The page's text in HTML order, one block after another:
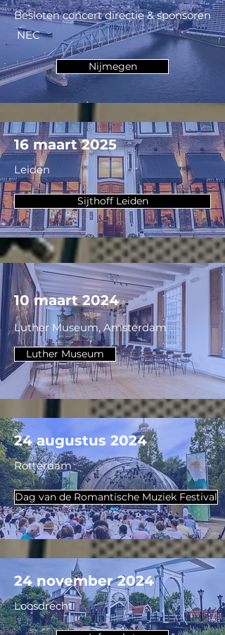
Besloten concert directie & sponsoren
NEC
Nijmegen
16 maart 2025
Leiden
Sijthoff Leiden
10 maart 2024
Luther Museum, Amsterdam
Luther Museum
24 augustus 2024
Rotterdam
Dag van de Romantische Muziek Festival
24 november 2024
Loosdrecht